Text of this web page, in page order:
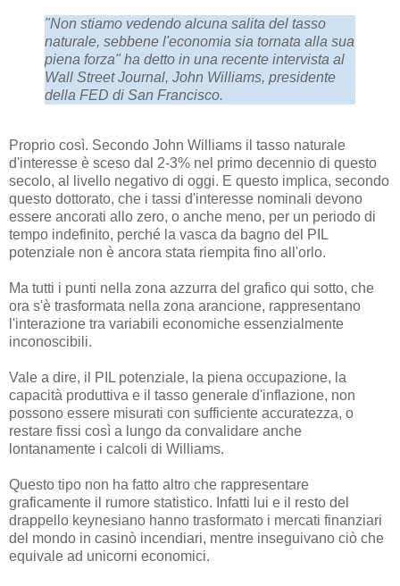
"Non stiamo vedendo alcuna salita del tasso
naturale, sebbene l'economia sia tornata alla sua
piena forza" ha detto in una recente intervista al
Wall Street Journal, John Williams, presidente
della FED di San Francisco.
Proprio così. Secondo John Williams il tasso naturale
d'interesse è sceso dal 2-3% nel primo decennio di questo
secolo, al livello negativo di oggi. E questo implica, secondo
questo dottorato, che i tassi d'interesse nominali devono
essere ancorati allo zero, o anche meno, per un periodo di
tempo indefinito, perché la vasca da bagno del PIL
potenziale non è ancora stata riempita fino all'orlo.
Ma tutti i punti nella zona azzurra del grafico qui sotto, che
ora s'è trasformata nella zona arancione, rappresentano
l'interazione tra variabili economiche essenzialmente
inconoscibili.
Vale a dire, il PIL potenziale, la piena occupazione, la
capacità produttiva e il tasso generale d'inflazione, non
possono essere misurati con sufficiente accuratezza, o
restare fissi così a lungo da convalidare anche
lontanamente i calcoli di Williams.
Questo tipo non ha fatto altro che rappresentare
graficamente il rumore statistico. Infatti lui e il resto del
drappello keynesiano hanno trasformato i mercati finanziari
del mondo in casinò incendiari, mentre inseguivano ciò che
equivale ad unicorni economici.